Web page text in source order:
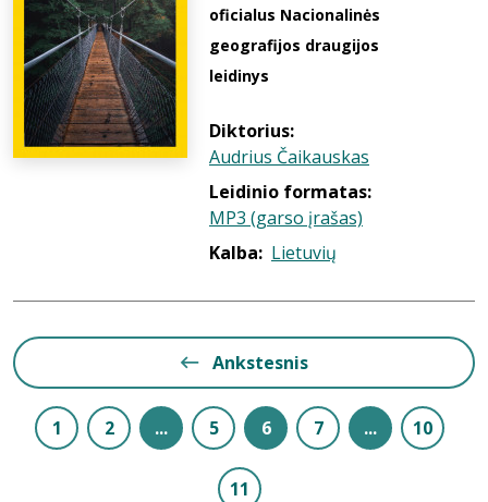
oficialus Nacionalinės
geografijos draugijos
leidinys
Diktorius:
Audrius Čaikauskas
Leidinio formatas:
MP3 (garso įrašas)
Kalba: Lietuvių
Ankstesnis
1 2 ... 5 6 7 ... 10
11